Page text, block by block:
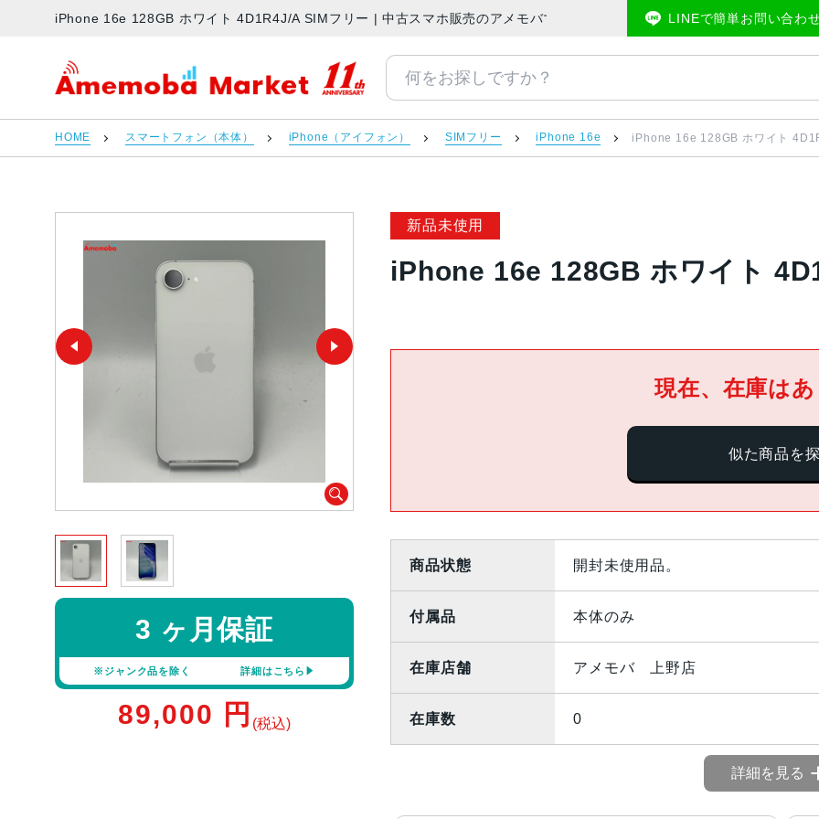
iPhone 16e 128GB ホワイト 4D1R4J/A SIMフリー | 中古スマホ販売のアメモバマーケット LINEで簡単お問い合わ
アメモバマーケット
HOME スマートフォン（本体） iPhone（アイフォン） SIMフリー iPhone 16e iPhone 16e 128GB ホワイト
新品未使用
iPhone 16e 128GB ホワイト
3 ヶ月保証
※ジャンク品を除く 詳細はこちら
89,000 円 (税込)
現在、在庫は
似た商品を
商品状態 開封未使用品。
付属品 本体のみ
在庫店舗 アメモバ 上野店
在庫数 0
詳細を見る